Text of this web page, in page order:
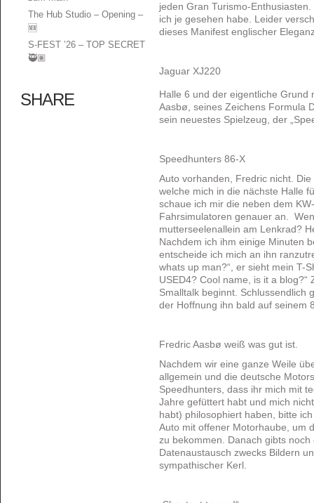
The Hub Studio – Opening –
🆕
S-FEST ’26 – TOP SECRET
🥷🏽
SHARE
jeden Gran Turismo-
ich je gesehen habe. Leider
dieses Manifest englischer
Jaguar XJ220
Halle 6 und der eigentliche Grund
Aasbø, seines Zeichens Formula
sein neuestes Spielzeug, der
Speedhunters 86-X
Auto vorhanden, Fredric nicht.
welche mich in die nächste Halle
schaue ich mir die neben dem
Fahrsimulatoren genauer an.
mutterseelenallein am Lenkrad?
Nachdem ich ihm einige Minuten
entscheide ich mich an ihn
whats up man?“, er sieht mein T-
USED4? Cool name, is it a
Smalltalk beginnt. Schlussendlich
der Hoffnung ihn bald auf seinem
Fredric Aasbø weiß was gut ist.
Nachdem wir eine ganze Weile
allgemein und die deutsche
Speedhunters, dass ihr mich mit
Jahre gefüttert habt und mich
habt) philosophiert haben, bitte
Auto mit offener Motorhaube, um
zu bekommen. Danach gibts
Datenaustausch zwecks Bildern
sympathischer Kerl.